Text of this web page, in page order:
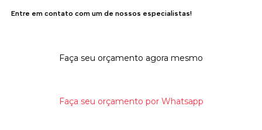
Entre em contato com um de nossos especialistas!
Faça seu orçamento agora mesmo
Faça seu orçamento por Whatsapp